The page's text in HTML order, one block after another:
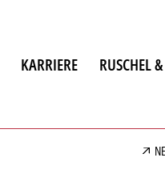
KARRIERE RUSCHEL